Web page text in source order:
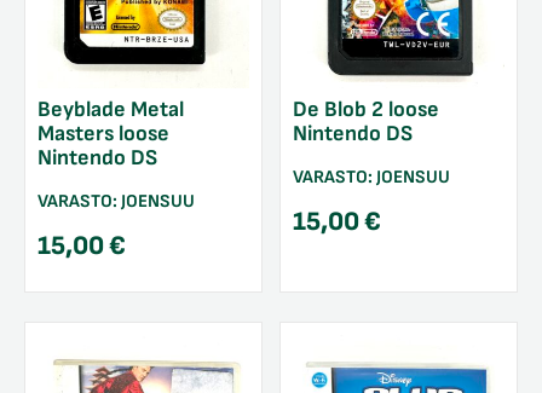
Beyblade Metal
Masters loose
Nintendo DS
VARASTO: JOENSUU
15,00€
De Blob 2 loose
Nintendo DS
VARASTO: JOENSUU
15,00€